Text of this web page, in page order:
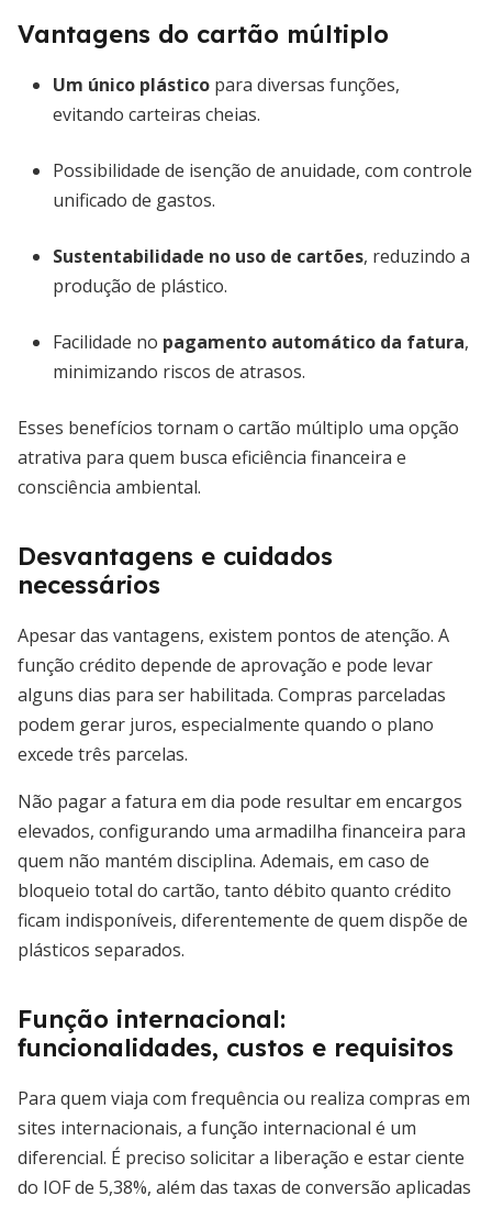
Vantagens do cartão múltiplo
Um único plástico para diversas funções,
evitando carteiras cheias.
Possibilidade de isenção de anuidade, com controle
unificado de gastos.
Sustentabilidade no uso de cartões, reduzindo a
produção de plástico.
Facilidade no pagamento automático da fatura,
minimizando riscos de atrasos.
Esses benefícios tornam o cartão múltiplo uma opção
atrativa para quem busca eficiência financeira e
consciência ambiental.
Desvantagens e cuidados
necessários
Apesar das vantagens, existem pontos de atenção. A
função crédito depende de aprovação e pode levar
alguns dias para ser habilitada. Compras parceladas
podem gerar juros, especialmente quando o plano
excede três parcelas.
Não pagar a fatura em dia pode resultar em encargos
elevados, configurando uma armadilha financeira para
quem não mantém disciplina. Ademais, em caso de
bloqueio total do cartão, tanto débito quanto crédito
ficam indisponíveis, diferentemente de quem dispõe de
plásticos separados.
Função internacional:
funcionalidades, custos e requisitos
Para quem viaja com frequência ou realiza compras em
sites internacionais, a função internacional é um
diferencial. É preciso solicitar a liberação e estar ciente
do IOF de 5,38%, além das taxas de conversão aplicadas